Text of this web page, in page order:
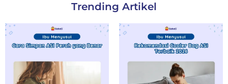
Trending Artikel